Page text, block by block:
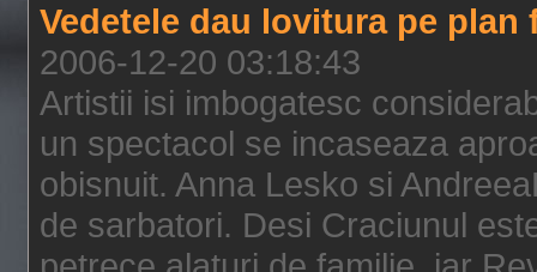
Vedetele dau lovitura pe
2006-12-20 03:18:43
Artistii isi imbogatesc
un spectacol se incaseaza
obisnuit. Anna Lesko si
de sarbatori. Desi Craciunul